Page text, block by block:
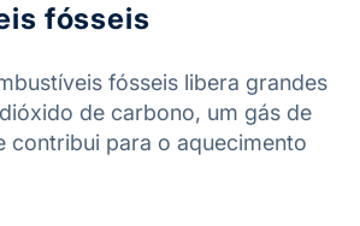
fósseis
fósseis libera grandes
de carbono, um gás de
contribui para o aquecimento